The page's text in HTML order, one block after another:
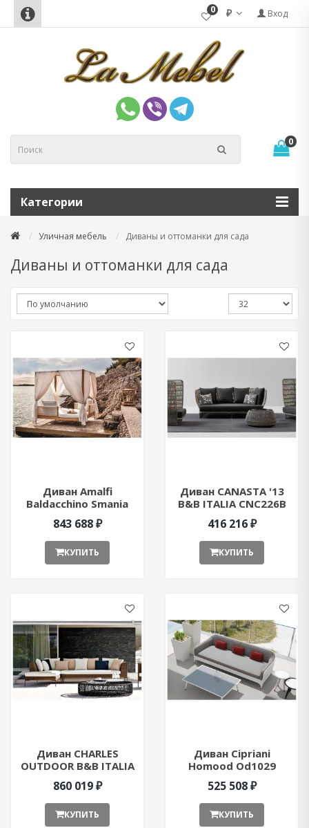
Вход
₽
0
0
Категории
Уличная мебель Диваны и оттоманки для сада
Диваны и оттоманки для сада
Диван Amalfi
Baldacchino Smania
Dvamalfi01 ant376723
843 688 ₽
КУПИТЬ
Диван CANASTA '13
B&B ITALIA CNC226B
ant376842
416 216 ₽
КУПИТЬ
Диван CHARLES
OUTDOOR B&B ITALIA
CHO160LS+CHO234D
ant376836
860 019 ₽
КУПИТЬ
Диван Cipriani
Homood Od1029
ant381758
525 508 ₽
КУПИТЬ